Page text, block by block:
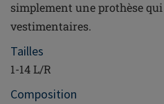
simplement une prothèse
vestimentaires.
Tailles
1-14 L/R
Composition